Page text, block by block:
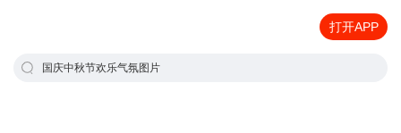
打开APP
国庆中秋节欢乐气氛图片